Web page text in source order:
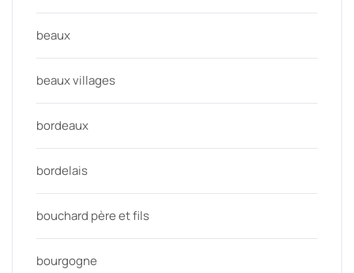
beaux
beaux villages
bordeaux
bordelais
bouchard père et fils
bourgogne